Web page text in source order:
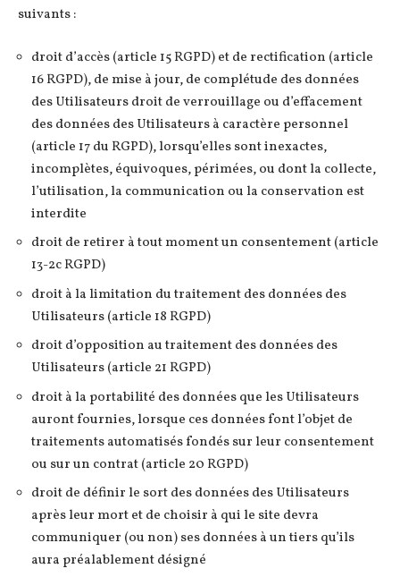
suivants :
droit d’accès (article 15 RGPD) et de rectification (article
16 RGPD), de mise à jour, de complétude des données
des Utilisateurs droit de verrouillage ou d’effacement
des données des Utilisateurs à caractère personnel
(article 17 du RGPD), lorsqu’elles sont inexactes,
incomplètes, équivoques, périmées, ou dont la collecte,
l’utilisation, la communication ou la conservation est
interdite
droit de retirer à tout moment un consentement (article
13-2c RGPD)
droit à la limitation du traitement des données des
Utilisateurs (article 18 RGPD)
droit d’opposition au traitement des données des
Utilisateurs (article 21 RGPD)
droit à la portabilité des données que les Utilisateurs
auront fournies, lorsque ces données font l’objet de
traitements automatisés fondés sur leur consentement
ou sur un contrat (article 20 RGPD)
droit de définir le sort des données des Utilisateurs
après leur mort et de choisir à qui le site devra
communiquer (ou non) ses données à un tiers qu’ils
aura préalablement désigné